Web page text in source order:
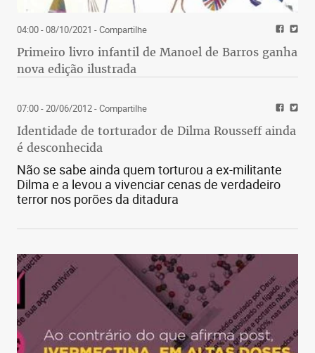
04:00 - 08/10/2021 - Compartilhe
Primeiro livro infantil de Manoel de Barros ganha
nova edição ilustrada
07:00 - 20/06/2012- Compartilhe
Identidade de torturador de Dilma Rousseff ainda
é desconhecida
Não se sabe ainda quem torturou a ex-militante
Dilma e a levou a vivenciar cenas de verdadeiro
terror nos porões da ditadura